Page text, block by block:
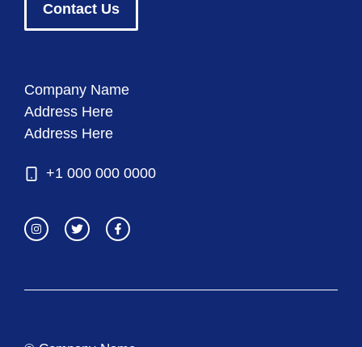
Contact Us
Company Name
Address Here
Address Here
+1 000 000 0000